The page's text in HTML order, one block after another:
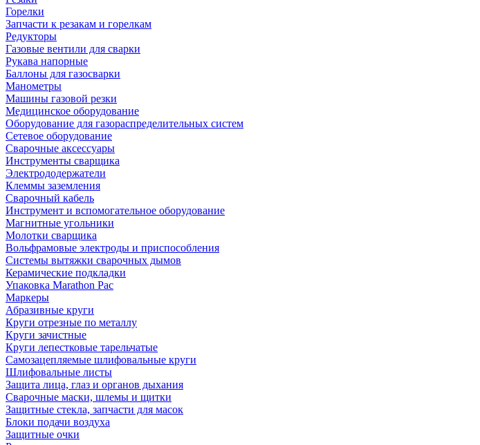
Горелки
Запчасти к резакам и горелкам
Редукторы
Газовые вентили для сварки
Рукава напорные
Баллоны для газосварки
Манометры
Машины газовой резки
Медицинское оборудование
Оборудование для газораспределительных систем
Сетевое оборудование
Сварочные аксессуары
Инструменты сварщика
Электрододержатели
Клеммы заземления
Сварочный кабель
Инструмент и вспомогательное оборудование
Магнитные угольники
Молотки сварщика
Вольфрамовые электроды и приспособления
Системы вытяжки сварочных дымов
Керамические подкладки
Упаковка Marathon Pac
Маркеры
Абразивные круги
Круги отрезные по металлу
Круги зачистные
Круги лепестковые тарельчатые
Самозацепляемые шлифовальные круги
Шлифовальные листы
Защита лица, глаз и органов дыхания
Сварочные маски, шлемы и щитки
Защитные стекла, запчасти для масок
Блоки подачи воздуха
Защитные очки